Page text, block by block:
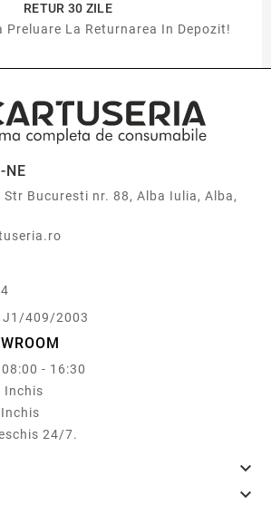
RETUR 30 ZILE
Preluare La Returnarea In Depozit!
NE
Bucuresti nr. 88, Alba Iulia, Alba,
J1/409/2003
- 16:30
Inchis
Inchis
24/7.

